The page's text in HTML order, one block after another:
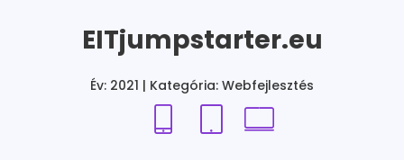
EITjumpstarter.eu
Év: 2021 | Kategória: Webfejlesztés